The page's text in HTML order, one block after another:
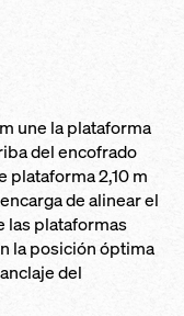
une la plataforma
del encofrado
plataforma 2,10 m
de alinear el
las plataformas
la posición óptima
del